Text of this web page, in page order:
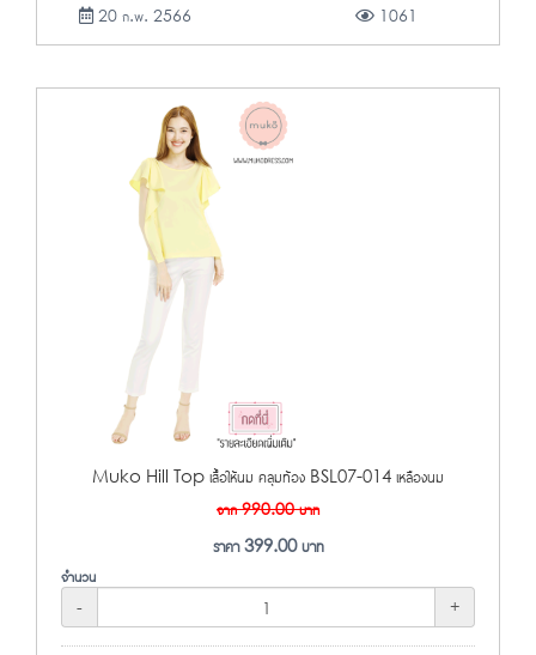
20 ก.พ. 2566 1061
Muko Hill Top เสื้อให้นม คลุมท้อง BSL07-014 เหลืองนม
จาก990.00บาท
ราคา399.00บาท
จำนวน
-
+